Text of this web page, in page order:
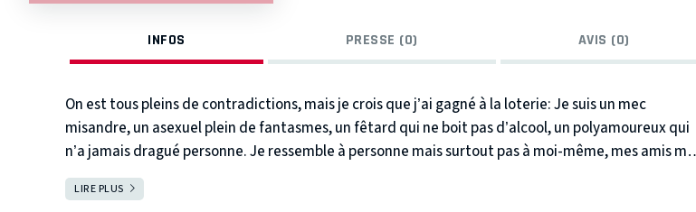
INFOS PRESSE (0) AVIS (0)
On est tous pleins de contradictions, mais je crois que j’ai gagné à la loterie: Je suis un mec
misandre, un asexuel plein de fantasmes, un fêtard qui ne boit pas d’alcool, un polyamoureux qui
n’a jamais dragué personne. Je ressemble à personne mais surtout pas à moi-même, mes amis me
disent que je suis bizarre mais sympathique.
blagues. Déconseillé aux moins de 16 ans.
LIRE PLUS